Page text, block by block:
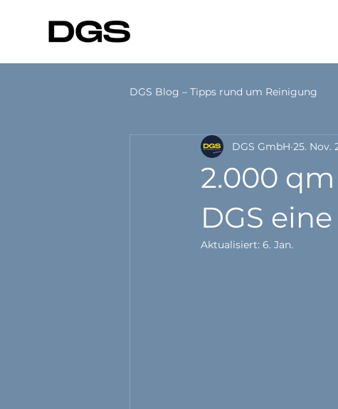
DGS Blog – Tipps rund um Reinigung
Hygiene Basics
2.000
DGS
DGS GmbH 25. Nov.
Aktualisiert: 6. Jan.